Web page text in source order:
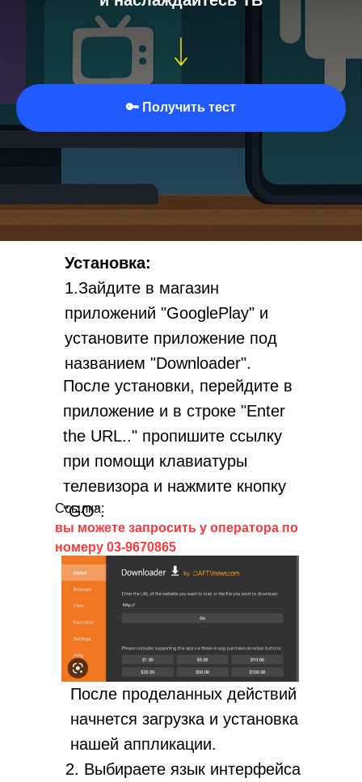
🔑 Получить тест
Установка:
1.Зайдите в магазин
приложений "GooglePlay" и
установите приложение под
названием "Downloader".
2. Выбираете язык интерфейса
После установки, перейдите в
приложение и в строке "Enter
the URL.." пропишите ссылку
при помощи клавиатуры
телевизора и нажмите кнопку
"GO".
После проделанных действий
начнется загрузка и установка
нашей аппликации.
Ссылка:
вы можете запросить у оператора по
номеру 03-9670865